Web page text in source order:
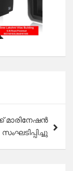
മാരിനേഷൻ
സംഘടിപ്പിച്ചു